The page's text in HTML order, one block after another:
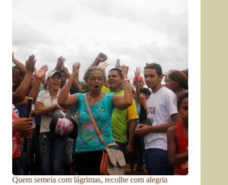
Quem semeia com lágrimas, recolhe com alegria